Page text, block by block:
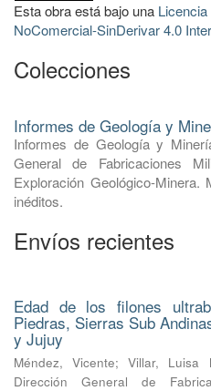
Esta obra está bajo una
NoComercial-SinDerivar 4.0
Colecciones
Informes de Geología y
Informes de Geología y
General de Fabricaciones
Exploración Geológico-
inéditos.
Envíos recientes
Edad de los filones
Piedras, Sierras Sub
y Jujuy
Méndez, Vicente;Villar, Luisa
Dirección General de